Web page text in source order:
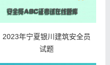
2023年宁夏银川建筑安全员
试题